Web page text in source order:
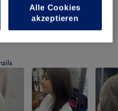
ab 20 €
Alle Cookies
akzeptieren